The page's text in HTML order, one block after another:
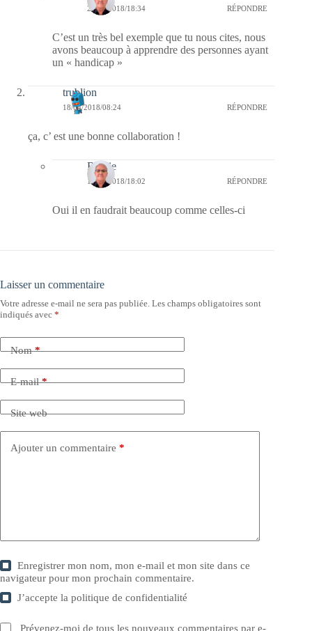
21/04/2018/18:34 RÉPONDRE
C’est un très bel exemple que tu nous cites, nous
avons beaucoup à apprendre des personnes ayant
un « handicap »
trublion
18/04/2018/08:24 RÉPONDRE
ça, c’ est une bonne collaboration !
Bernie
18/04/2018/18:02 RÉPONDRE
Oui il en faudrait beaucoup comme celles-ci
Laisser un commentaire
Votre adresse e-mail ne sera pas publiée. Les champs obligatoires sont
indiqués avec *
Nom*
E-mail*
Site web
Ajouter un commentaire *
Enregistrer mon nom, mon e-mail et mon site dans ce
navigateur pour mon prochain commentaire.
J’accepte lapolitique de confidentialité
Prévenez-moi de tous les nouveaux commentaires par e-